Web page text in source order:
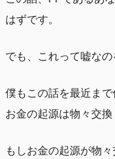
はずです。
でも、これって嘘な
僕もこの話を最近まで
お金の起源は物々交換
もしお金の起源が物